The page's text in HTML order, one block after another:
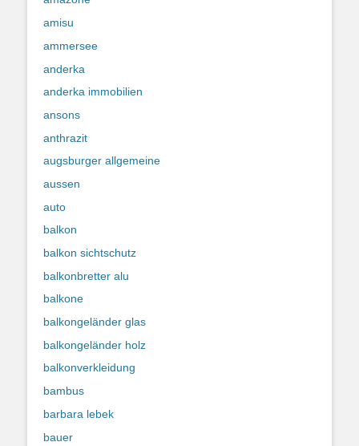
amisu
ammersee
anderka
anderka immobilien
ansons
anthrazit
augsburger allgemeine
aussen
auto
balkon
balkon sichtschutz
balkonbretter alu
balkone
balkongeländer glas
balkongeländer holz
balkonverkleidung
bambus
barbara lebek
bauer